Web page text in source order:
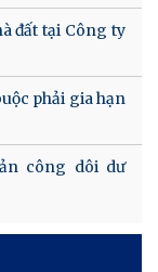
đất tại Công ty
phải gia hạn
công dôi dư